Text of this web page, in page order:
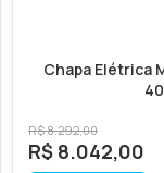
Chapa Elétrica
R$8.292,00
R$ 8.042,00